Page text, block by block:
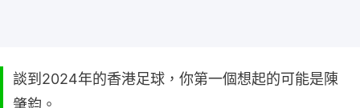
談到2024年的香港足球，你第一個想起的可能是陳
肇鈞。